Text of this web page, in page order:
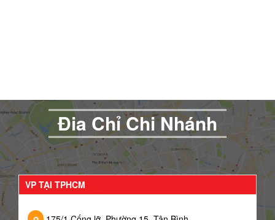
Đia Chỉ Chi Nhánh
VP TẠI TPHCM